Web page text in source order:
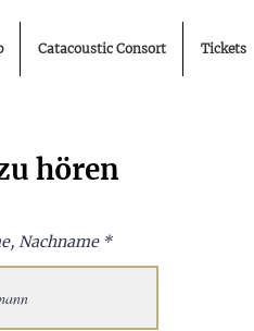
hören
Nachname
Catacoustic Consort Tickets